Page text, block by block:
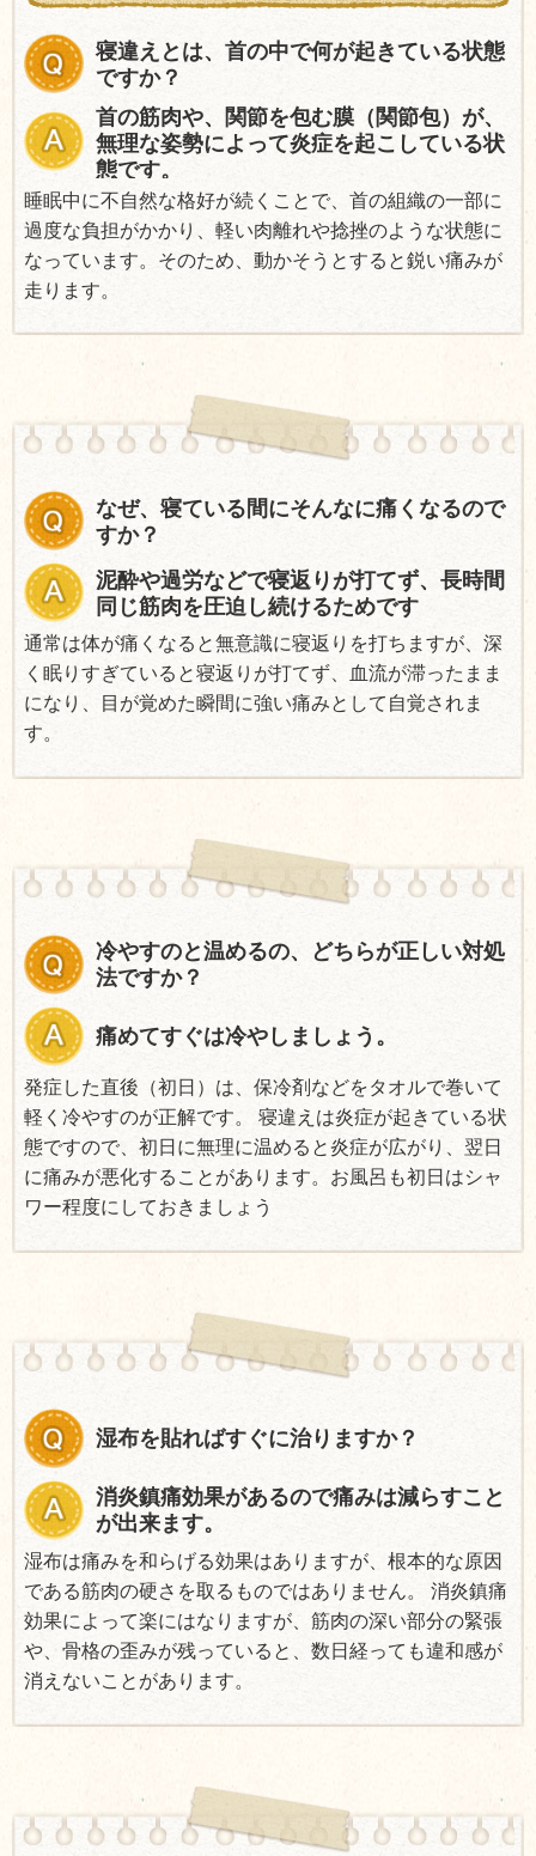
寝違えとは、首の中で何が起きている状態
ですか？
首の筋肉や、関節を包む膜（関節包）が、
無理な姿勢によって炎症を起こしている状
態です。
睡眠中に不自然な格好が続くことで、首の組織の一部に
過度な負担がかかり、軽い肉離れや捻挫のような状態に
なっています。そのため、動かそうとすると鋭い痛みが
走ります。
なぜ、寝ている間にそんなに痛くなるので
すか？
泥酔や過労などで寝返りが打てず、長時間
同じ筋肉を圧迫し続けるためです
通常は体が痛くなると無意識に寝返りを打ちますが、深
く眠りすぎていると寝返りが打てず、血流が滞ったまま
になり、目が覚めた瞬間に強い痛みとして自覚されま
す。
冷やすのと温めるの、どちらが正しい対処
法ですか？
痛めてすぐは冷やしましょう。
発症した直後（初日）は、保冷剤などをタオルで巻いて
軽く冷やすのが正解です。 寝違えは炎症が起きている状
態ですので、初日に無理に温めると炎症が広がり、翌日
に痛みが悪化することがあります。お風呂も初日はシャ
ワー程度にしておきましょう
湿布を貼ればすぐに治りますか？
消炎鎮痛効果があるので痛みは減らすこと
が出来ます。
湿布は痛みを和らげる効果はありますが、根本的な原因
である筋肉の硬さを取るものではありません。 消炎鎮痛
効果によって楽にはなりますが、筋肉の深い部分の緊張
や、骨格の歪みが残っていると、数日経っても違和感が
消えないことがあります。